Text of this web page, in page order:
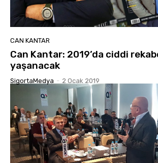
CAN KANTAR
Can Kantar: 2019’da ciddi
yaşanacak
SigortaMedya - 2 Ocak 2019